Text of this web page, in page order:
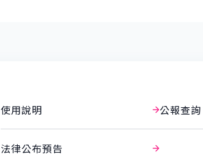
使用說明 公報查詢
法律公布預告